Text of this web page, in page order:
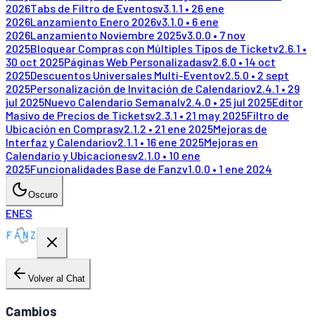
2026Tabs de Filtro de Eventosv3.1.1 • 26 ene
2026Lanzamiento Enero 2026v3.1.0 • 6 ene
2026Lanzamiento Noviembre 2025v3.0.0 • 7 nov
2025Bloquear Compras con Múltiples Tipos de Ticketv2.6.1 •
30 oct 2025Páginas Web Personalizadasv2.6.0 • 14 oct
2025Descuentos Universales Multi-Eventov2.5.0 • 2 sept
2025Personalización de Invitación de Calendariov2.4.1 • 29
jul 2025Nuevo Calendario Semanalv2.4.0 • 25 jul 2025Editor
Masivo de Precios de Ticketsv2.3.1 • 21 may 2025Filtro de
Ubicación en Comprasv2.1.2 • 21 ene 2025Mejoras de
Interfaz y Calendariov2.1.1 • 16 ene 2025Mejoras en
Calendario y Ubicacionesv2.1.0 • 10 ene
2025Funcionalidades Base de Fanzv1.0.0 • 1 ene 2024
Oscuro
ENES
Volver al Chat
Cambios